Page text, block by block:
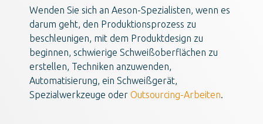
Wenden Sie sich an Aeson-Spezialisten, wenn es
darum geht, den Produktionsprozess zu
beschleunigen, mit dem Produktdesign zu
beginnen, schwierige Schweißoberflächen zu
erstellen, Techniken anzuwenden,
Automatisierung, ein Schweißgerät,
Spezialwerkzeuge oder Outsourcing-Arbeiten.